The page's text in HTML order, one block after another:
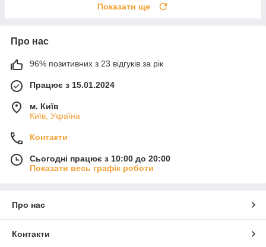
Показати ще
Про нас
96% позитивних з 23 відгуків за рік
Працює з 15.01.2024
м. Київ
Київ, Україна
Контакти
Сьогодні працює з 10:00 до 20:00
Показати весь графік роботи
Про нас
Контакти